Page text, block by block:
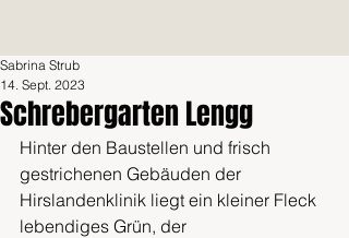
Schrebergarten Lengg
Sabrina Strub
14. Sept. 2023
Hinter den Baustellen und frisch
gestrichenen Gebäuden der
Hirslandenklinik liegt ein kleiner Fleck
lebendiges Grün, der